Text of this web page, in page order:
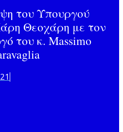
του Υπουργού
Θεοχάρη με τον
του κ. Massimo